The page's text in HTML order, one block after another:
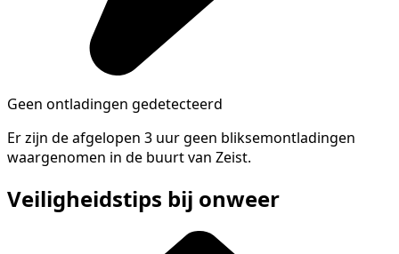
Geen ontladingen gedetecteerd
Er zijn de afgelopen 3 uur geen bliksemontladingen
waargenomen in de buurt van Zeist.
Veiligheidstips bij onweer